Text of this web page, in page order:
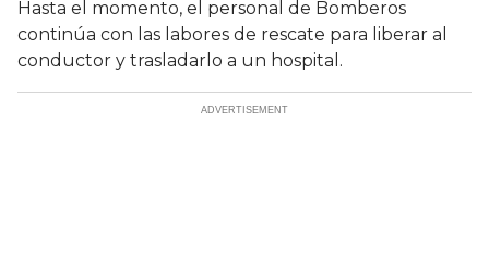
Hasta el momento, el personal de Bomberos
continúa con las labores de rescate para liberar al
conductor y trasladarlo a un hospital.